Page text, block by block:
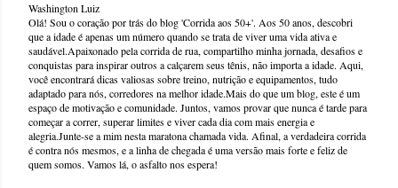
Washington Luiz
Olá! Sou o coração por trás do blog 'Corrida aos 50+'. Aos 50 anos, descobri
que a idade é apenas um número quando se trata de viver uma vida ativa e
saudável.Apaixonado pela corrida de rua, compartilho minha jornada, desafios e
conquistas para inspirar outros a calçarem seus tênis, não importa a idade. Aqui,
você encontrará dicas valiosas sobre treino, nutrição e equipamentos, tudo
adaptado para nós, corredores na melhor idade.Mais do que um blog, este é um
espaço de motivação e comunidade. Juntos, vamos provar que nunca é tarde para
começar a correr, superar limites e viver cada dia com mais energia e
alegria.Junte-se a mim nesta maratona chamada vida. Afinal, a verdadeira corrida
é contra nós mesmos, e a linha de chegada é uma versão mais forte e feliz de
quem somos. Vamos lá, o asfalto nos espera!